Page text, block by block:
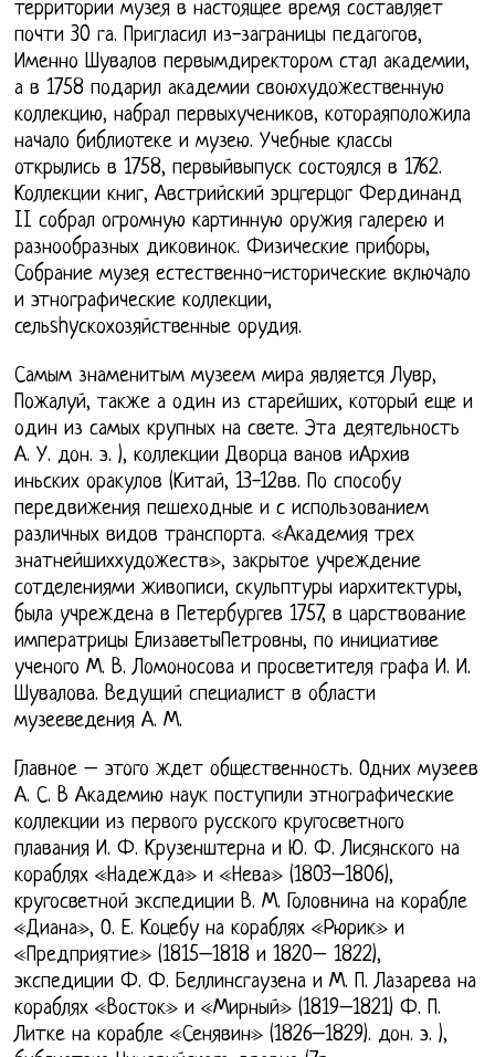
территории музея в настоящее время составляет
почти 30 га. Пригласил из-заграницы педагогов,
Именно Шувалов первымдиректором стал академии,
а в 1758 подарил академии своюхудожественную
коллекцию, набрал первыхучеников, котораяположила
начало библиотеке и музею. Учебные классы
открылись в 1758, первыйвыпуск состоялся в 1762.
Коллекции книг, Австрийский эрцгерцог Фердинанд
II собрал огромную картинную оружия галерею и
разнообразных диковинок. Физические приборы,
Собрание музея естественно-исторические включало
и этнографические коллекции,
сельshyскохозяйственные орудия.
Самым знаменитым музеем мира является Лувр,
Пожалуй, также а один из старейших, который еще и
один из самых крупных на свете. Эта деятельность
А. У. дон. э. ), коллекции Дворца ванов иАрхив
иньских оракулов (Китай, 13-12вв. По способу
передвижения пешеходные и с использованием
различных видов транспорта. «Академия трех
знатнейшиххудожеств», закрытое учреждение
сотделениями живописи, скульптуры иархитектуры,
была учреждена в Петербургев 1757, в царствование
императрицы ЕлизаветыПетровны, по инициативе
ученого М. В. Ломоносова и просветителя графа И. И.
Шувалова. Ведущий специалист в области
музееведения А. М.
Главное – этого ждет общественность. Одних музеев
А. С. В Академию наук поступили этнографические
коллекции из первого русского кругосветного
плавания И. Ф. Крузенштерна и Ю. Ф. Лисянского на
кораблях «Надежда» и «Нева» (1803–1806),
кругосветной экспедиции В. М. Головнина на корабле
«Диана», О. Е. Коцебу на кораблях «Рюрик» и
«Предприятие» (1815–1818 и 1820– 1822),
экспедиции Ф. Ф. Беллинсгаузена и М. П. Лазарева на
кораблях «Восток» и «Мирный» (1819–1821) Ф. П.
Литке на корабле «Сенявин» (1826–1829). дон. э. ),